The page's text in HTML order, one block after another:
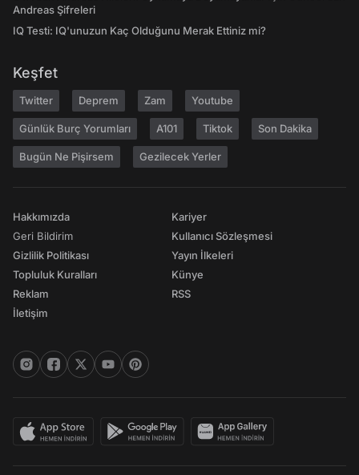
Andreas Şifreleri
IQ Testi: IQ'unuzun Kaç Olduğunu Merak Ettiniz mi?
Keşfet
Twitter Deprem Zam Youtube
Günlük Burç Yorumları A101 Tiktok Son Dakika
Bugün Ne Pişirsem Gezilecek Yerler
Hakkımızda
Geri Bildirim
Gizlilik Politikası
Topluluk Kuralları
Reklam
İletişim
Kariyer
Kullanıcı Sözleşmesi
Yayın İlkeleri
Künye
RSS